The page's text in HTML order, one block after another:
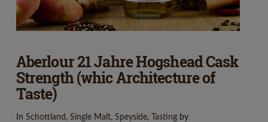
Aberlour 21 Jahre Hogshead Cask
Strength (whic Architecture of
Taste)
In Schottland , Single Malt, Speyside, Tastingby